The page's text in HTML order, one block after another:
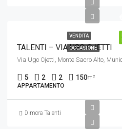
VENDITA
OCCASIONE
TALENTI – VIA UGO OJETTI
5 2 2 150m²
APPARTAMENTO
Dimora Talenti